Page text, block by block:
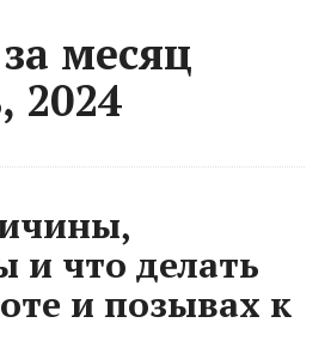
месяц
2024
что делать
и позывах к